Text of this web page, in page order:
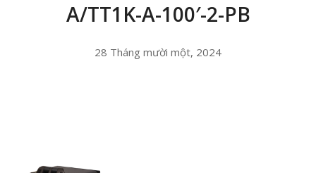
A/TT1K-A-100′-2-PB
28 Tháng mười một, 2024